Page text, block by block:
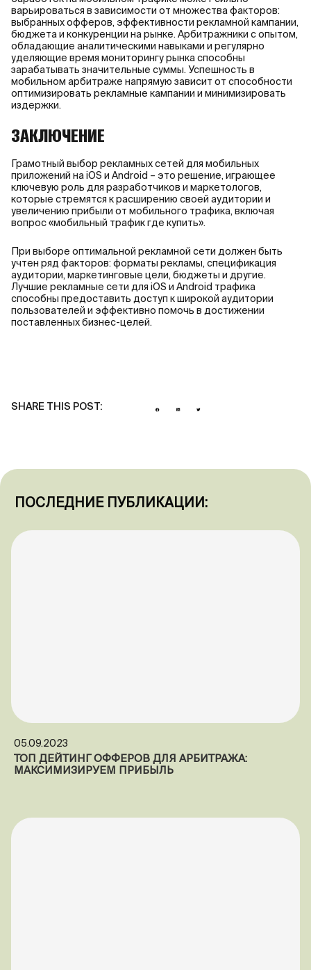
ПОСЛЕДНИЕ ПУБЛИКАЦИИ:
05.09.2023
ТОП ДЕЙТИНГ ОФФЕРОВ ДЛЯ АРБИТРАЖА:
МАКСИМИЗИРУЕМ ПРИБЫЛЬ
варьироваться в зависимости от множества факторов:
выбранных офферов, эффективности рекламной кампании,
бюджета и конкуренции на рынке. Арбитражники с опытом,
обладающие аналитическими навыками и регулярно
уделяющие время мониторингу рынка способны
зарабатывать значительные суммы. Успешность в
мобильном арбитраже напрямую зависит от способности
оптимизировать рекламные кампании и минимизировать
издержки.
ЗАКЛЮЧЕНИЕ
Грамотный выбор рекламных сетей для мобильных
приложений на iOS и Android – это решение, играющее
ключевую роль для разработчиков и маркетологов,
которые стремятся к расширению своей аудитории и
увеличению прибыли от мобильного трафика, включая
вопрос «мобильный трафик где купить».
При выборе оптимальной рекламной сети должен быть
учтен ряд факторов: форматы рекламы, спецификация
аудитории, маркетинговые цели, бюджеты и другие.
Лучшие рекламные сети для iOS и Android трафика
способны предоставить доступ к широкой аудитории
пользователей и эффективно помочь в достижении
поставленных бизнес-целей.
SHARE THIS POST: